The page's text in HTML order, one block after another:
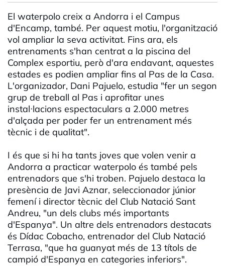
El waterpolo creix a Andorra i el Campus
d'Encamp, també. Per aquest motiu, l'organització
vol ampliar la seva activitat. Fins ara, els
entrenaments s'han centrat a la piscina del
Complex esportiu, però d'ara endavant, aquestes
estades es podien ampliar fins al Pas de la Casa.
L'organizador, Dani Pajuelo, estudia "fer un segon
grup de treball al Pas i aprofitar unes
instal·lacions espectaculars a 2.000 metres
d'alçada per poder fer un entrenament més
tècnic i de qualitat".
I és que si hi ha tants joves que volen venir a
Andorra a practicar waterpolo és també pels
entrenadors que s'hi troben. Pajuelo destaca la
presència de Javi Aznar, seleccionador júnior
femení i director tècnic del Club Natació Sant
Andreu, "un dels clubs més importants
d'Espanya". Un altre dels entrenadors destacats
és Dídac Cobacho, entrenador del Club Natació
Terrasa, "que ha guanyat més de 13 títols de
campió d'Espanya en categories inferiors".